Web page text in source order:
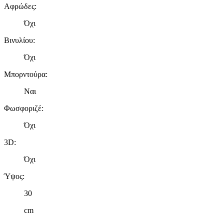
Αφρώδες:
Όχι
Βινυλίου:
Όχι
Μπορντούρα:
Ναι
Φωσφοριζέ:
Όχι
3D:
Όχι
Ύψος:
30
cm